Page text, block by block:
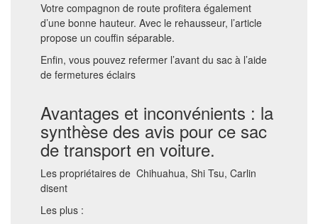
Votre compagnon de route profitera également
d’une bonne hauteur. Avec le rehausseur, l’article
propose un couffin séparable.
Enfin, vous pouvez refermer l’avant du sac à l’aide
de fermetures éclairs
Avantages et inconvénients : la
synthèse des avis pour ce sac
de transport en voiture.
Les propriétaires de Chihuahua, Shi Tsu, Carlin
disent
Les plus :